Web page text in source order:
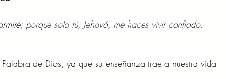
porque solo tú, Jehová, me haces vivir confiado.
de Dios, ya que su enseñanza trae a nuestra vida